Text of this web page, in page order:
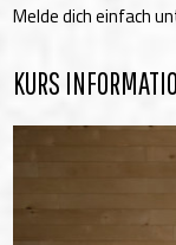
Melde dich einfach
KURS